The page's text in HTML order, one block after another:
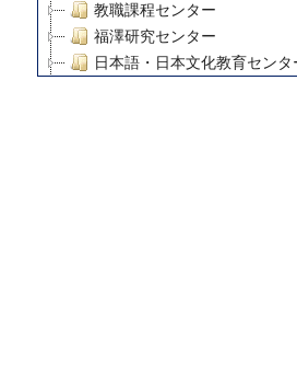
教職課程センター
福澤研究センター
日本語・日本文化教育センタ
デジタルメディア・コンテ
グローバルリサーチインス
慶應義塾大学グローバル
博士課程教育リーディング